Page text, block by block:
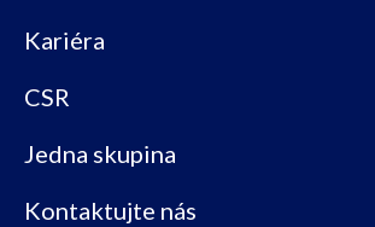
Kariéra
CSR
Jedna skupina
Kontaktujte nás